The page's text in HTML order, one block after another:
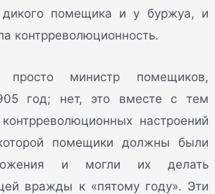
дикого помещика и у буржуа, и
контрреволюционность.
министр помещиков,
год; нет, это вместе с тем
настроений
помещики должны были
и могли их делать
вражды к «пятому году». Эти